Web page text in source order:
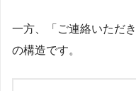
一方、「ご連絡いただ
の構造です。